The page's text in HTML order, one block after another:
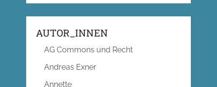
AUTOR_INNEN
AG Commons und Recht
Andreas Exner
Annette